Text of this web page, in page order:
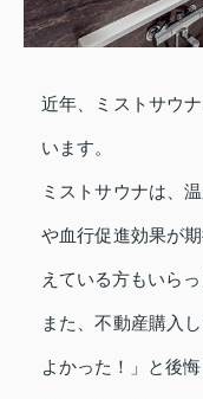
近年、ミストサウ
います。
ミストサウナは、
や血行促進効果が
えている方もいら
また、不動産購入
よかった！」と後